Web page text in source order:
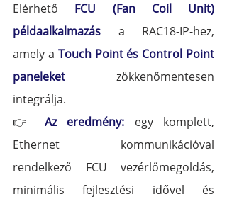
Elérhető FCU (Fan Coil Unit)
példaalkalmazás a RAC18-IP-hez,
amely a Touch Point és Control Point
paneleket zökkenőmentesen
integrálja.
👉 Az eredmény: egy komplett,
Ethernet kommunikációval
rendelkező FCU vezérlőmegoldás,
minimális fejlesztési idővel és